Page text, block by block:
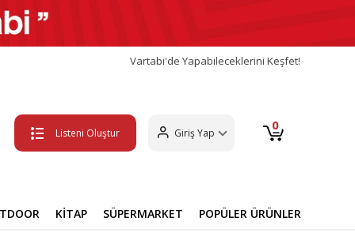
Vartabi'de Yapabileceklerini Keşfet!
Listeni Oluştur Giriş Yap 0
KİTAP SÜPERMARKET POPÜLER ÜRÜNLER